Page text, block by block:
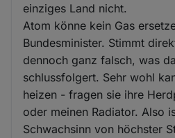
einziges Land nicht.
Atom könne kein Gas
Bundesminister. Stimmt
dennoch ganz falsch, was
schlussfolgert. Sehr wohl
heizen - fragen sie ihre
oder meinen Radiator. Also
Schwachsinn von höchster